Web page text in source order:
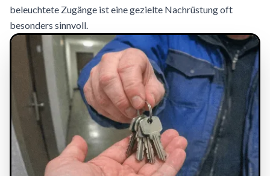
beleuchtete Zugänge ist eine gezielte Nachrüstung oft
besonders sinnvoll.